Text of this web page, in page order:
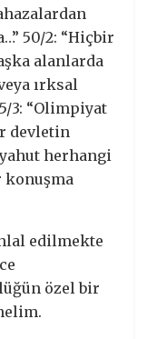
50/2: “Hiçbir
alanlarda
ırksal
3: “Olimpiyat
devletin
herhangi
edilmekte
özel bir